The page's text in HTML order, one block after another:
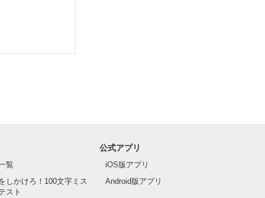
覧
しかけろ！100文字ミス
スト
公式アプリ
iOS版アプリ
Android版アプリ